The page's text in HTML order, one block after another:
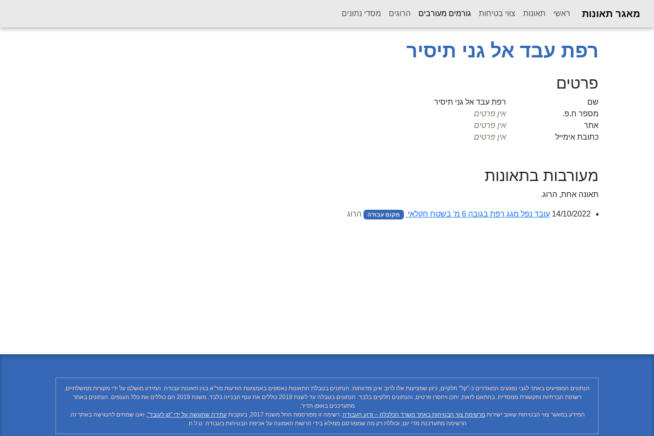
מאגר תאונות ראשי תאונות צווי בטיחות גורמים מעורבים הרוגים מסדי נתונים
רפת עבד אל גני תיסיר
פרטים
שם
רפת עבד אל גני תיסיר
מספר ח.פ.
אין פרטים
אתר
אין פרטים
כתובת אימייל
אין פרטים
מעורבות בתאונות
תאונה אחת, הרוג.
14/10/2022 עובד נפל מגג רפת בגובה 6 מ' בשטח חקלאי מקום עבודה הרוג
הנתונים המופיעים באתר לגבי נפגעים המוגדרים כ-"קל" חלקיים, כיוון שפציעות אלו לרוב אינן מדווחות. הנתונים בטבלת התאונות נאספים באמצעות הודעות מד"א בגין תאונות עבודה. המידע מושלם על ידי מקורות ממשלתיים,
רשתות חברתיות ותקשורת ממסדית. בהתאם לזאת, יתכן ויחסרו פרטים, והנתונים חלקיים בלבד. הנתונים בטבלה עד לשנת 2018 כוללים את ענף הבנייה בלבד. משנת 2019 הם כוללים את כלל הענפים. הנתונים באתר
מתעדכנים באופן תדיר.
המידע במאגר צווי הבטיחות שאוב ישירות מרשימת צווי הבטיחות באתר משרד הכלכלה – זרוע העבודה. רשימה זו מפורסמת החל משנת 2017, בעקבות עתירה שהוגשה על ידי "קו לעובד", ואנו שמחים להנגישה באתר זה.
הרשימה מתעדכנת מדי יום, וכוללת רק מה שמפורסם ממילא בידי הרשות האמונה על אכיפת הבטיחות בעבודה. ט.ל.ח.